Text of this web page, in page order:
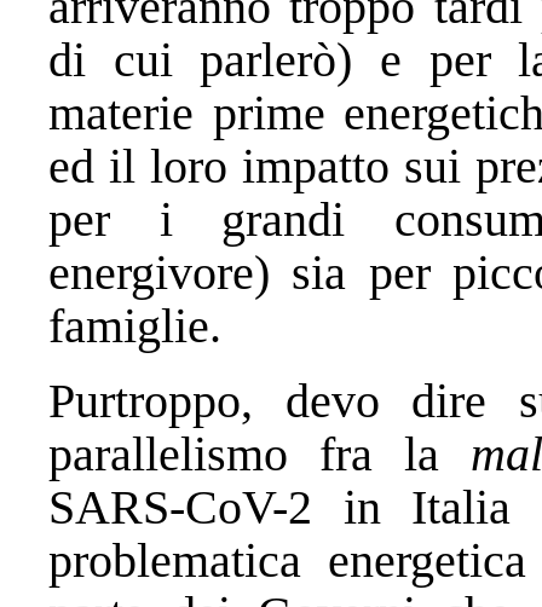
di cui parlerò) e per
materie prime
ed il loro impatto sui
per i grandi
energivore) sia per
famiglie.
Purtroppo, devo dire
parallelismo fra la
SARS-CoV-2 in Italia
problematica